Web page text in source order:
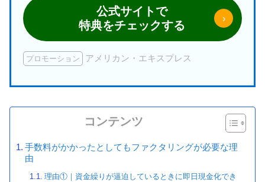
公式サイトで
特典をチェックする
›
プロモーション アメリカン・エキスプレス
コンテンツ
手数料がかかったとしてもファクタリングが必要な理
由
理由①｜資金繰りが逼迫しているときに即日現金化でき